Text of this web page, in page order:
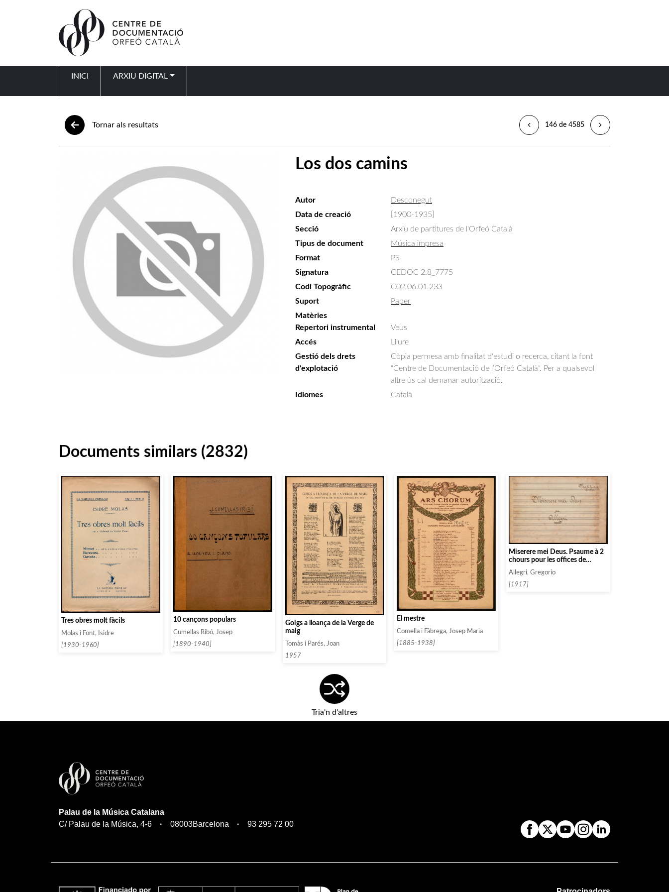
INICI ARXIU DIGITAL
Tornar als resultats 146 de 4585
Los dos camins
Autor
Desconegut
Data de creació
[1900-1935]
Secció
Arxiu de partitures de l'Orfeó Català
Tipus de document
Música impresa
Format
PS
Signatura
CEDOC 2.8_7775
Codi Topogràfic
C02.06.01.233
Suport
Paper
Matèries
Repertori instrumental
Veus
Accés
Lliure
Gestió dels drets
d'explotació
Còpia permesa amb finalitat d'estudi o recerca, citant la font
"Centre de Documentació de l’Orfeó Català". Per a qualsevol
altre ús cal demanar autorització.
Idiomes
Català
Documents similars (2832)
Tres obres molt fàcils
Molas i Font, Isidre
[1930-1960]
10 cançons populars
Cumellas Ribó, Josep
[1890-1940]
Goigs a lloança de la Verge de
maig
Tomàs i Parés, Joan
1957
El mestre
Comella i Fàbrega, Josep Maria
[1885-1938]
Miserere mei Deus. Psaume à 2
chours pour les offices de
pènitence
Allegri, Gregorio
[1917]
Tria'n d'altres
Palau de la Música Catalana
C/ Palau de la Música, 4-6
08003Barcelona 93 295 72 00